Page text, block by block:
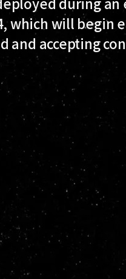
which will begin
accepting